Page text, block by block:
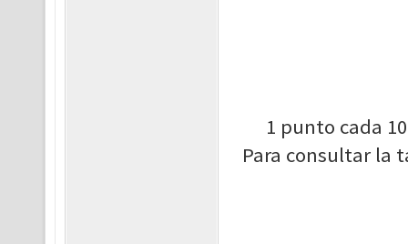
1 punto cada
Para consultar la